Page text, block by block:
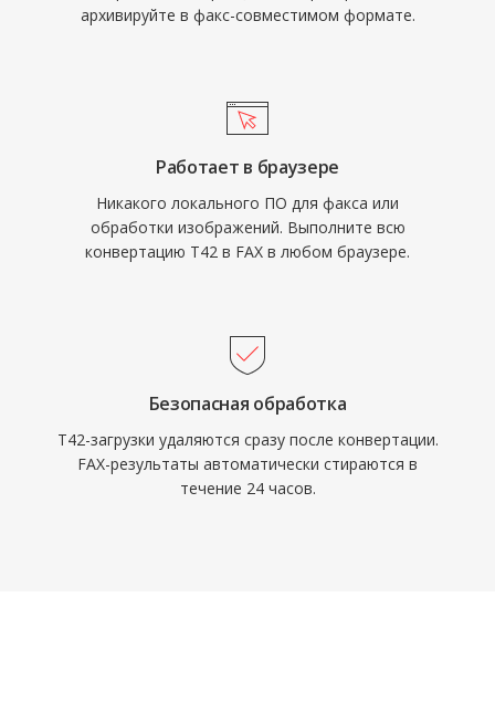
архивируйте в факс-совместимом формате.
Работает в браузере
Никакого локального ПО для факса или
обработки изображений. Выполните всю
конвертацию T42 в FAX в любом браузере.
Безопасная обработка
T42-загрузки удаляются сразу после конвертации.
FAX-результаты автоматически стираются в
течение 24 часов.